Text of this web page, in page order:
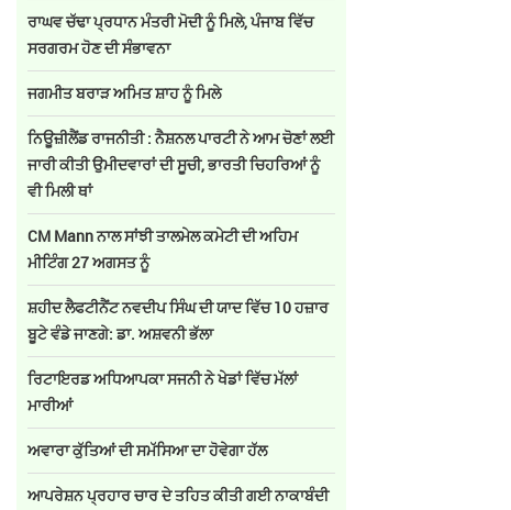
ਰਾਘਵ ਚੱਢਾ ਪ੍ਰਧਾਨ ਮੰਤਰੀ ਮੋਦੀ ਨੂੰ ਮਿਲੇ, ਪੰਜਾਬ ਵਿੱਚ
ਸਰਗਰਮ ਹੋਣ ਦੀ ਸੰਭਾਵਨਾ
ਜਗਮੀਤ ਬਰਾੜ ਅਮਿਤ ਸ਼ਾਹ ਨੂੰ ਮਿਲੇ
ਨਿਊਜ਼ੀਲੈਂਡ ਰਾਜਨੀਤੀ : ਨੈਸ਼ਨਲ ਪਾਰਟੀ ਨੇ ਆਮ ਚੋਣਾਂ ਲਈ
ਜਾਰੀ ਕੀਤੀ ਉਮੀਦਵਾਰਾਂ ਦੀ ਸੂਚੀ, ਭਾਰਤੀ ਚਿਹਰਿਆਂ ਨੂੰ
ਵੀ ਮਿਲੀ ਥਾਂ
CM Mann ਨਾਲ ਸਾਂਝੀ ਤਾਲਮੇਲ ਕਮੇਟੀ ਦੀ ਅਹਿਮ
ਮੀਟਿੰਗ 27 ਅਗਸਤ ਨੂੰ
ਸ਼ਹੀਦ ਲੈਫਟੀਨੈਂਟ ਨਵਦੀਪ ਸਿੰਘ ਦੀ ਯਾਦ ਵਿੱਚ 10 ਹਜ਼ਾਰ
ਬੂਟੇ ਵੰਡੇ ਜਾਣਗੇ: ਡਾ. ਅਸ਼ਵਨੀ ਭੱਲਾ
ਰਿਟਾਇਰਡ ਅਧਿਆਪਕਾ ਸਜਨੀ ਨੇ ਖੇਡਾਂ ਵਿੱਚ ਮੱਲਾਂ
ਮਾਰੀਆਂ
ਅਵਾਰਾ ਕੁੱਤਿਆਂ ਦੀ ਸਮੱਸਿਆ ਦਾ ਹੋਵੇਗਾ ਹੱਲ
ਆਪਰੇਸ਼ਨ ਪ੍ਰਹਾਰ ਚਾਰ ਦੇ ਤਹਿਤ ਕੀਤੀ ਗਈ ਨਾਕਾਬੰਦੀ